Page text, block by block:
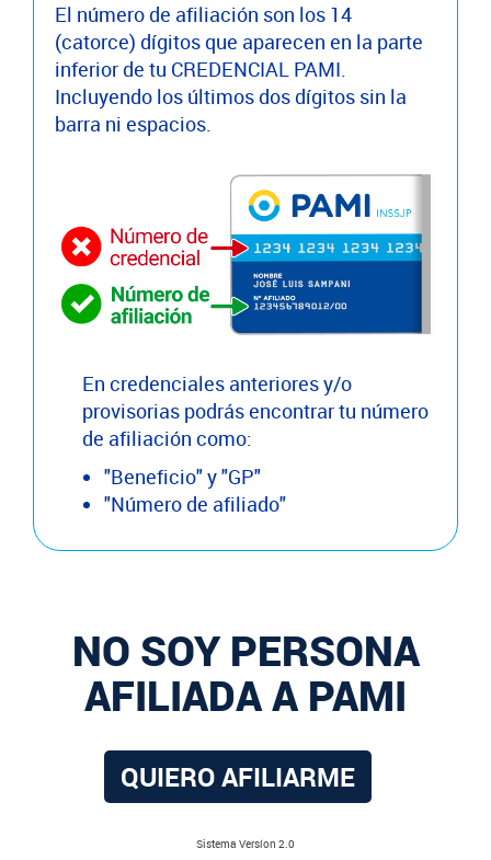
El número de afiliación son los 14
(catorce) dígitos que aparecen en la parte
inferior de tu CREDENCIAL PAMI.
Incluyendo los últimos dos dígitos sin la
barra ni espacios.
En credenciales anteriores y/o
provisorias podrás encontrar tu número
de afiliación como:
"Beneficio" y "GP"
"Número de afiliado"
NO SOY PERSONA
AFILIADA A PAMI
QUIERO AFILIARME
Sistema Versíon 2.0